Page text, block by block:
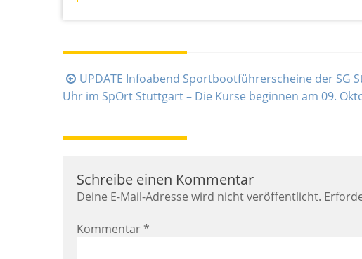
Beitragsnavigation
UPDATE Infoabend Sportbootführerscheine der SG
Uhr im SpOrt Stuttgart – Die Kurse beginnen am 09.
Schreibe einen Kommentar
Deine E-Mail-Adresse wird nicht veröffentlicht.
Kommentar *